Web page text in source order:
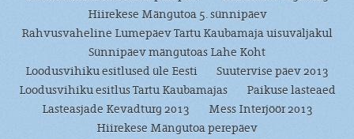
Hiirekese Mängutoa 5. sünnipäev
Rahvusvaheline Lumepäev Tartu Kaubamaja uisuväljakul
Sünnipäev mängutoas Lahe Koht
Loodusvihiku esitlused üle Eesti
Suutervise päev 2013
Loodusvihiku esitlus Tartu Kaubamajas
Paikuse lasteaed
Lasteasjade Kevadturg 2013
Mess Interjöör 2013
Hiirekese Mängutoa perepäev